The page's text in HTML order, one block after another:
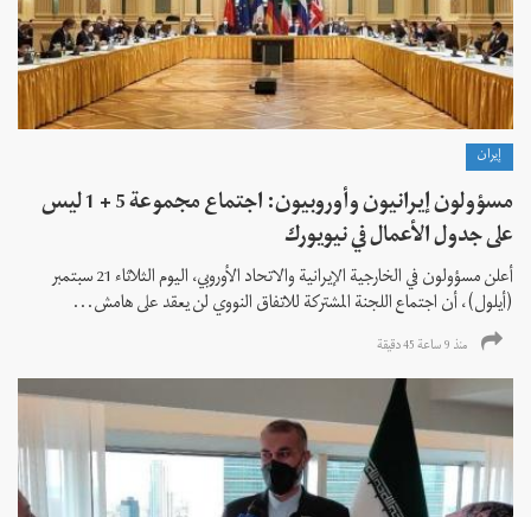
إيران
مسؤولون إيرانيون وأوروبيون: اجتماع مجموعة 5 + 1 ليس
على جدول الأعمال في نيويورك
أعلن مسؤولون في الخارجية الإيرانية والاتحاد الأوروبي، اليوم الثلاثاء 21 سبتمبر
(أيلول)، أن اجتماع اللجنة المشتركة للاتفاق النووي لن يعقد على هامش...
منذ 9 ساعة 45 دقیقة